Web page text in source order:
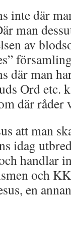
inte där
man
av
där man
Ord etc.
där
att man
idag
handlar
och
en